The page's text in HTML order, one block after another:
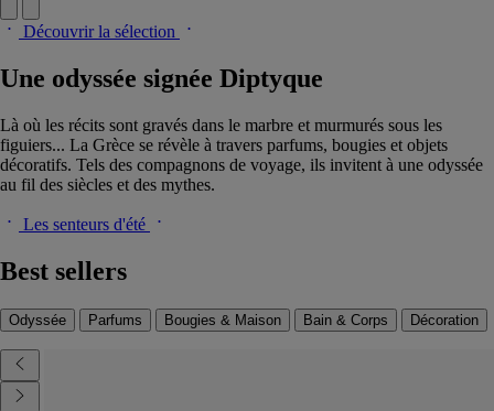
Découvrir la sélection
Une odyssée signée Diptyque
Là où les récits sont gravés dans le marbre et murmurés sous les
figuiers... La Grèce se révèle à travers parfums, bougies et objets
décoratifs. Tels des compagnons de voyage, ils invitent à une odyssée
au fil des siècles et des mythes.
Les senteurs d'été
Best sellers
Odyssée Parfums Bougies & Maison Bain & Corps Décoration